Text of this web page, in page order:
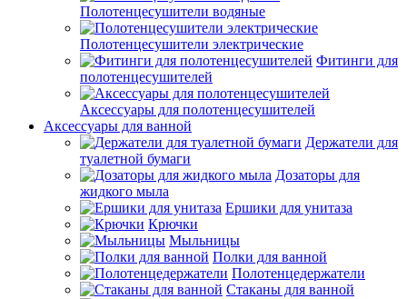
Полотенцесушители водяные
Полотенцесушители электрические
Фитинги для
полотенцесушителей
Аксессуары для полотенцесушителей
Аксессуары для ванной
Держатели для
туалетной бумаги
Дозаторы для
жидкого мыла
Ершики для унитаза
Крючки
Мыльницы
Полки для ванной
Полотенцедержатели
Стаканы для ванной